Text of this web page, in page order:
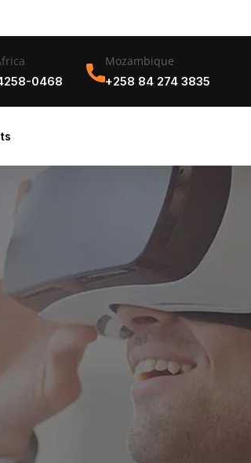
0468
Mozambique
+258 84 274 3835